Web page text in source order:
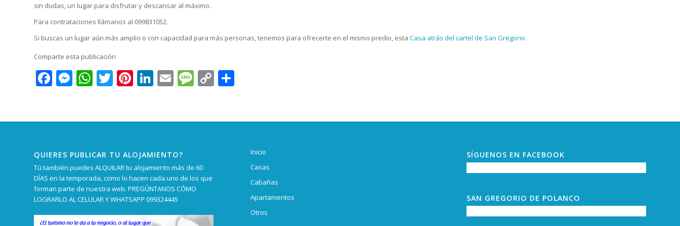
sin dudas, un lugar para disfrutar y descansar al máximo.
Para contrataciones llámanos al 099831052.
Si buscas un lugar aún más amplio o con capacidad para más personas, tenemos para ofrecerte en el mismo predio, esta Casa atrás del cartel de San Gregorio.
Comparte esta publicación
Facebook
Messenger
WhatsApp
Twitter
Pinterest
LinkedIn
EmailMessage
Copy
QUIERES PUBLICAR TU ALOJAMIENTO?
Tú también puedes ALQUILAR tu alojamiento más de 60
DÍAS en la temporada, como lo hacen cada uno de los que
forman parte de nuestra web. PREGÚNTANOS CÓMO
LOGRARLO AL CELULAR Y WHATSAPP 099324445
Inicio
Casas
Cabañas
Apartamentos
Otros
SÍGUENOS EN FACEBOOK
SAN GREGORIO DE POLANCO